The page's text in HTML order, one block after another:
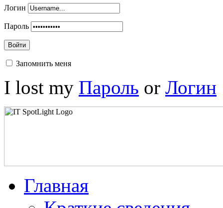
Логин
Пароль
Войти
Запомнить меня
I lost my Пароль or Логин
Главная